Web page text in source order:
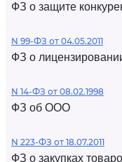
ФЗ о защите
N 99-ФЗ от 04.05.2011
ФЗ о
N 14-ФЗ от 08.02.1998
ФЗ об ООО
N 223-ФЗ от 18.07.2011
ФЗ о закупках